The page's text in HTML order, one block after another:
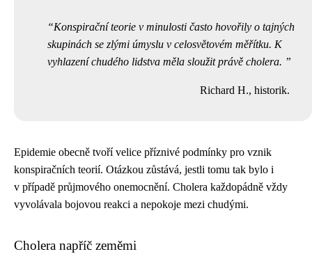
Konspirační teorie v minulosti často hovořily o tajných
skupinách se zlými úmyslu v celosvětovém měřítku. K
vyhlazení chudého lidstva měla sloužit právě cholera.
Richard H., historik.
Epidemie obecně tvoří velice příznivé podmínky pro vznik
konspiračních teorií. Otázkou zůstává, jestli tomu tak bylo i
v případě průjmového onemocnění. Cholera každopádně vždy
vyvolávala bojovou reakci a nepokoje mezi chudými.
Cholera napříč zeměmi